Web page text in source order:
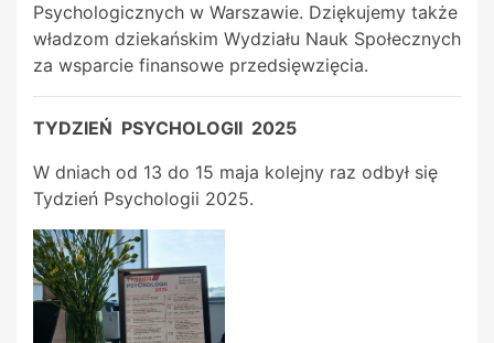
Psychologicznych w Warszawie. Dziękujemy także
władzom dziekańskim Wydziału Nauk Społecznych
za wsparcie finansowe przedsięwzięcia.
TYDZIEŃ PSYCHOLOGII 2025
W dniach od 13 do 15 maja kolejny raz odbył się
Tydzień Psychologii 2025.